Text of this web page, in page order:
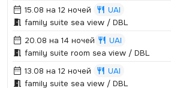
15.08 на 12 ночей
UAI
family suite sea view / DBL
20.08 на 14 ночей
UAI
family suite room sea view / DBL
13.08 на 12 ночей
UAI
family suite sea view / DBL